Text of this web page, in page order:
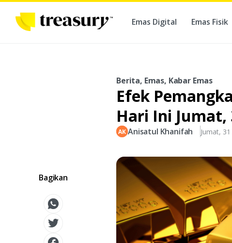
Emas Digital Emas Fisik
Bagikan
Berita, Emas, Kabar Emas
Efek
Hari Ini
Anisatul Khanifah Jumat,